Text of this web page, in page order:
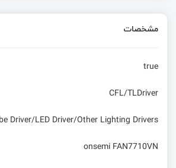
مشخصات
true
CFL/TLDriver
Driver/LED Driver/Other Lighting Drivers
onsemi FAN7710VN